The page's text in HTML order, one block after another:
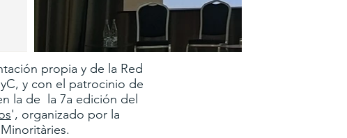
propia y de la Red
y con el patrocinio de
la de la 7a edición del
', organizado por la